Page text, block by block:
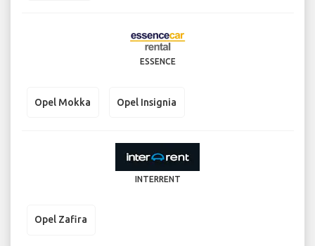
ESSENCE
Opel Mokka Opel Insignia
INTERRENT
Opel Zafira